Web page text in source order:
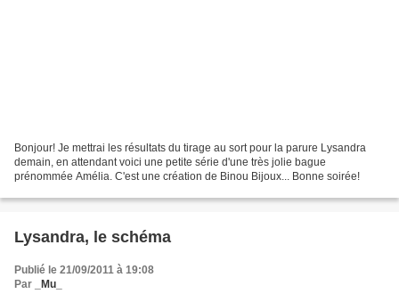
Bonjour! Je mettrai les résultats du tirage au sort pour la parure Lysandra
demain, en attendant voici une petite série d'une très jolie bague
prénommée Amélia. C'est une création de Binou Bijoux... Bonne soirée!
Lysandra, le schéma
Publié le 21/09/2011 à 19:08
Par
_Mu_